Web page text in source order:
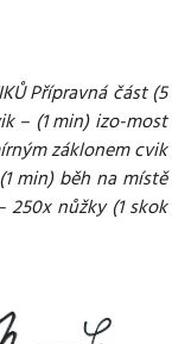
Přípravná část (5
– (1 min) izo-most
záklonem cvik
min) běh na místě
nůžky (1 skok